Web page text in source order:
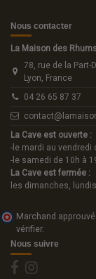
Nous contacter
La Maison des
78, rue de la Part-
Lyon, France
04 26 65 87 37
La Cave est ouverte :
-le mardi au vendredi
-le samedi de 10h à
La Cave est fermée :
les dimanches,
Marchand
vérifier.
Nous suivre